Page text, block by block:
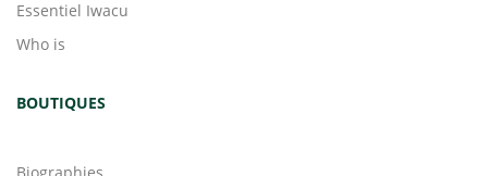
Essentiel Iwacu
Who is
BOUTIQUES
Biographies